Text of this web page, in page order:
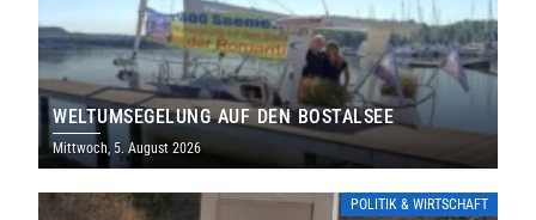
WELTUMSEGELUNG AUF DEN BOSTALSEE
Mittwoch, 5. August 2026
POLITIK & WIRTSCHAFT